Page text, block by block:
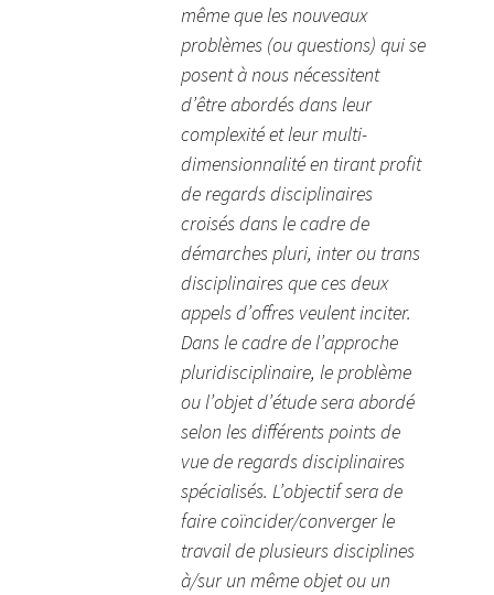
même que les nouveaux
problèmes (ou questions) qui se
posent à nous nécessitent
d’être abordés dans leur
complexité et leur multi-
dimensionnalité en tirant profit
de regards disciplinaires
croisés dans le cadre de
démarches pluri, inter ou trans
disciplinaires que ces deux
appels d’offres veulent inciter.
Dans le cadre de l’approche
pluridisciplinaire, le problème
ou l’objet d’étude sera abordé
selon les différents points de
vue de regards disciplinaires
spécialisés. L’objectif sera de
faire coïncider/converger le
travail de plusieurs disciplines
à/sur un même objet ou un